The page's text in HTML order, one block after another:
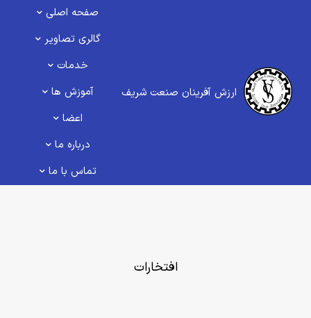
ارزش آفرینان صنعت شریف
صفحه اصلی
گالری تصاویر
خدمات
آموزش ها
اعضا
درباره ما
تماس با ما
افتخارات